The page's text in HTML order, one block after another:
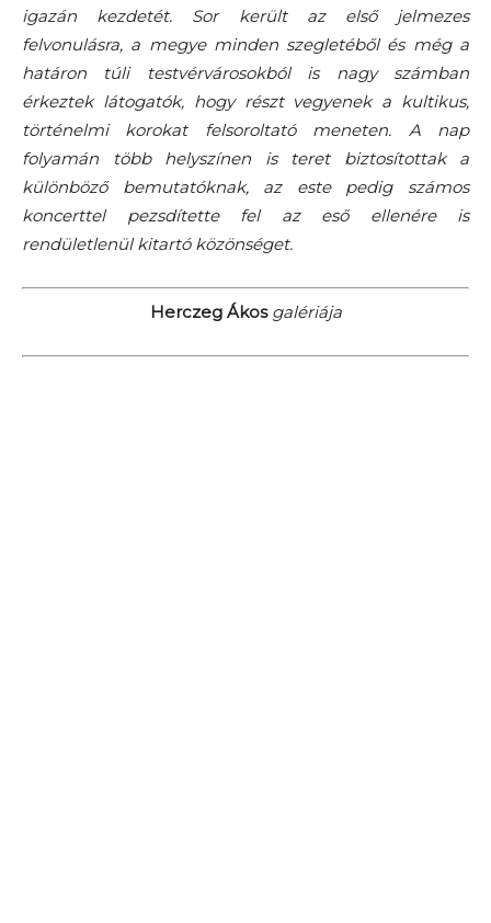
igazán kezdetét. Sor került az első jelmezes
felvonulásra, a megye minden szegletéből és még a
határon túli testvérvárosokból is nagy számban
érkeztek látogatók, hogy részt vegyenek a kultikus,
történelmi korokat felsoroltató meneten. A nap
folyamán több helyszínen is teret biztosítottak a
különböző bemutatóknak, az este pedig számos
koncerttel pezsdítette fel az eső ellenére is
rendületlenül kitartó közönséget.
Herczeg Ákos galériája